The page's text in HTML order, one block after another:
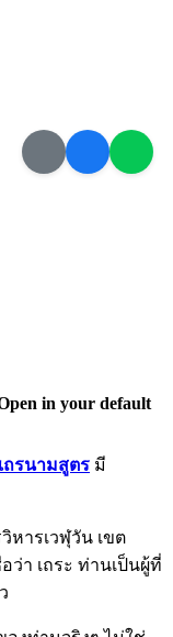
in your default
เถรนามสูตร มี
ารเวฬุวัน เขต
า เถระ ท่านเป็นผู้ที่